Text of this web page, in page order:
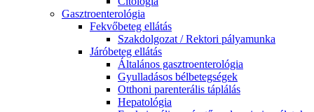
Gasztroenterológia
Fekvőbeteg ellátás
Szakdolgozat / Rektori pályamunka
Járóbeteg ellátás
Általános gasztroenterológia
Gyulladásos bélbetegségek
Otthoni parenterális táplálás
Hepatológia